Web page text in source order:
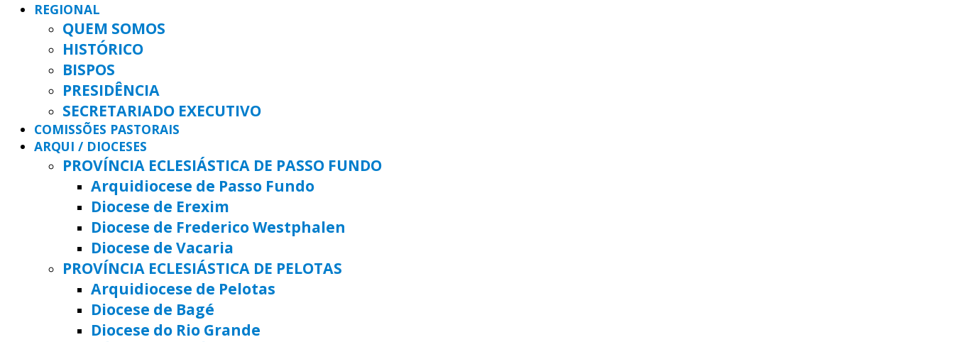
REGIONAL
QUEM SOMOS
HISTÓRICO
BISPOS
PRESIDÊNCIA
SECRETARIADO EXECUTIVO
COMISSÕES PASTORAIS
ARQUI / DIOCESES
PROVÍNCIA ECLESIÁSTICA DE PASSO FUNDO
Arquidiocese de Passo Fundo
Diocese de Erexim
Diocese de Frederico Westphalen
Diocese de Vacaria
PROVÍNCIA ECLESIÁSTICA DE PELOTAS
Arquidiocese de Pelotas
Diocese de Bagé
Diocese do Rio Grande